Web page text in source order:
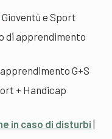
| Gioventù e Sport
di apprendimento
apprendimento G+S
+ Handicap
in caso di disturbi